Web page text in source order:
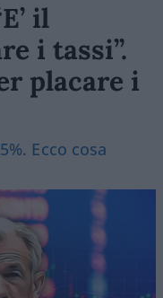
il
i tassi”.
placare i
Ecco cosa